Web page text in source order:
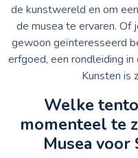
de kunstwereld en om
de musea te ervaren. Of
gewoon geïnteresseerd
erfgoed, een rondleiding
Kunsten is
Welke
momenteel te
Musea voor